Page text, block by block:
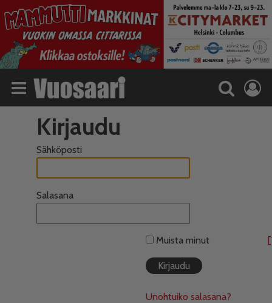
Kirjaudu
Sähköposti
Salasana
Muista minut
Unohtuiko salasana?